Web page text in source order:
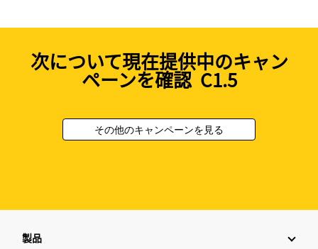
次について現在提供中のキャン
ペーンを確認 C1.5
その他のキャンペーンを見る
製品